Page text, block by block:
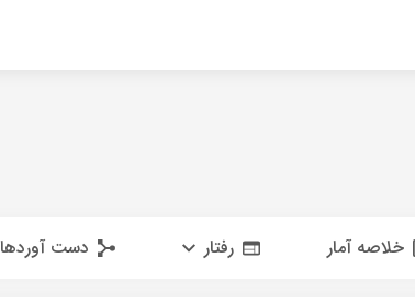
خلاصه آمار رفتار دست آوردها